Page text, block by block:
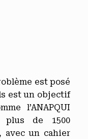
est posé
est un objectif
l’ANAPQUI
plus de 1500
avec un cahier